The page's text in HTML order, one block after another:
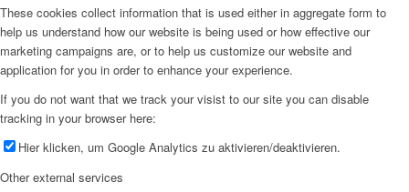
These cookies collect information that is used either in aggregate form to
help us understand how our website is being used or how effective our
marketing campaigns are, or to help us customize our website and
application for you in order to enhance your experience.
If you do not want that we track your visist to our site you can disable
tracking in your browser here:
Hier klicken, um Google Analytics zu aktivieren/deaktivieren.
Other external services